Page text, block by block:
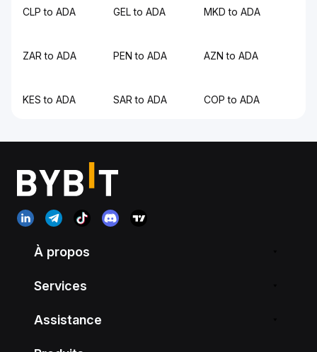
CLP to ADA GEL to ADA MKD to ADA
ZAR to ADA PEN to ADA AZN to ADA
KES to ADA SAR to ADA COP to ADA
À propos
Services
Assistance